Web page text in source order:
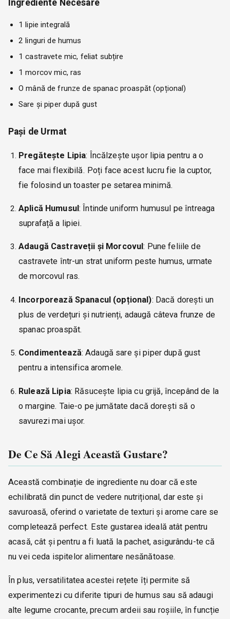
Ingrediente Necesare
1 lipie integrală
2 linguri de humus
1 castravete mic, feliat subțire
1 morcov mic, ras
O mână de frunze de spanac proaspăt (opțional)
Sare și piper după gust
Pași de Urmat
Pregătește Lipia: Încălzește ușor lipia pentru a o
face mai flexibilă. Poți face acest lucru fie la cuptor,
fie folosind un toaster pe setarea minimă.
Aplică Humusul: Întinde uniform humusul pe întreaga
suprafață a lipiei.
Adaugă Castraveții și Morcovul: Pune feliile de
castravete într-un strat uniform peste humus, urmate
de morcovul ras.
Incorporează Spanacul (opțional): Dacă dorești un
plus de verdețuri și nutrienți, adaugă câteva frunze de
spanac proaspăt.
Condimentează: Adaugă sare și piper după gust
pentru a intensifica aromele.
Rulează Lipia: Răsucește lipia cu grijă, începând de la
o margine. Taie-o pe jumătate dacă dorești să o
savurezi mai ușor.
De Ce Să Alegi Această Gustare?
Această combinație de ingrediente nu doar că este
echilibrată din punct de vedere nutrițional, dar este și
savuroasă, oferind o varietate de texturi și arome care se
completează perfect. Este gustarea ideală atât pentru
acasă, cât și pentru a fi luată la pachet, asigurându-te că
nu vei ceda ispitelor alimentare nesănătoase.
În plus, versatilitatea acestei rețete îți permite să
experimentezi cu diferite tipuri de humus sau să adaugi
alte legume crocante, precum ardeii sau roșiile, în funcție